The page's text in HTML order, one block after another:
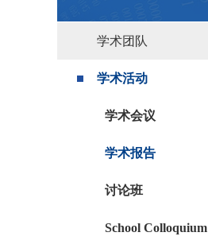
学术团队
学术活动
学术会议
学术报告
讨论班
School Colloquium